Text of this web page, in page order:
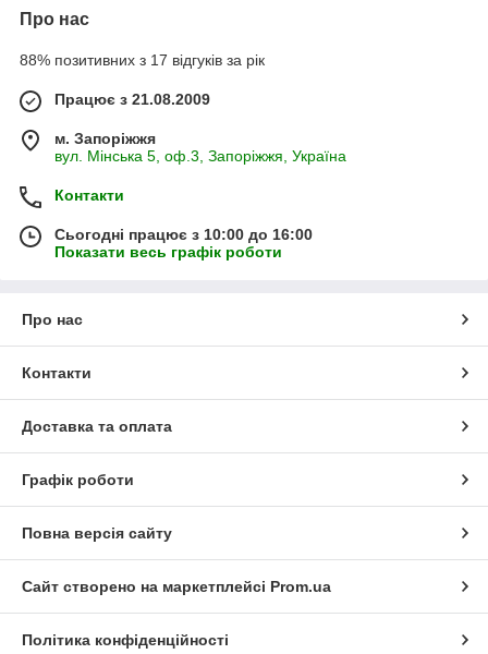
Про нас
88% позитивних з 17 відгуків за рік
Працює з 21.08.2009
м. Запоріжжя
вул. Мінська 5, оф.3, Запоріжжя, Україна
Контакти
Сьогодні працює з 10:00 до 16:00
Показати весь графік роботи
Про нас
Контакти
Доставка та оплата
Графік роботи
Повна версія сайту
Сайт створено на маркетплейсі Prom.ua
Політика конфіденційності